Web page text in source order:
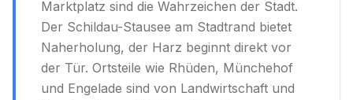
Marktplatz sind die Wahrzeichen der Stadt.
Der Schildau-Stausee am Stadtrand bietet
Naherholung, der Harz beginnt direkt vor
der Tür. Ortsteile wie Rhüden, Münchehof
und Engelade sind von Landwirtschaft und